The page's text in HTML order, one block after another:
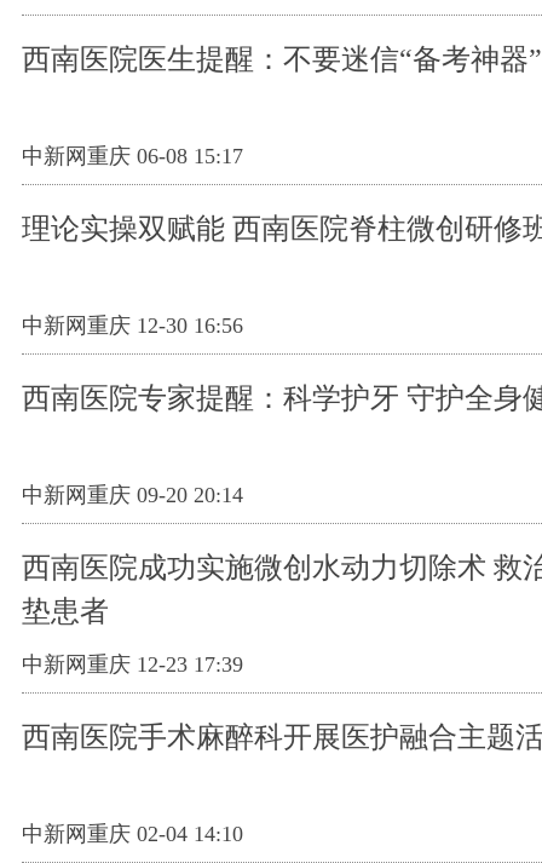
西南医院医生提醒：不要迷信“备考神器”
中新网重庆 06-08 15:17
理论实操双赋能 西南医院脊柱微创研修
中新网重庆 12-30 16:56
西南医院专家提醒：科学护牙 守护全身
中新网重庆 09-20 20:14
西南医院成功实施微创水动力切除术 救
垫患者
中新网重庆 12-23 17:39
西南医院手术麻醉科开展医护融合主题
中新网重庆 02-04 14:10